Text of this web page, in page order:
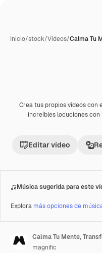
Inicio/stock/Vídeos/Calma Tu
Crea tus propios vídeos con
increíbles locuciones
Editar vídeo
Música sugerida para este
Explora más opciones de
Calma Tu Mente,
magnific